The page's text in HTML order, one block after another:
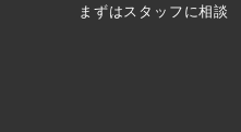
まずはスタッフに相談